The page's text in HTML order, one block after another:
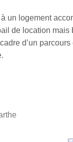
à un logement
de location mais
d’un parcours